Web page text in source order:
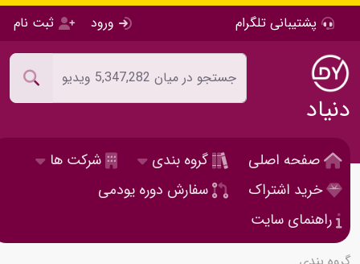
پشتیبانی تلگرام ورود ثبت نام
دنیاد
صفحه اصلی گروه بندی
شرکت ها
خرید اشتراک
سفارش دوره یودمی
راهنمای سایت